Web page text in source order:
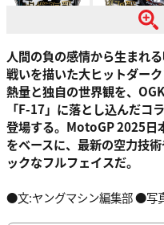
人間の負の感情から生まれ
戦いを描いた大ヒットダー
熱量と独自の世界観を、
「F-17」に落とし込んだコ
登場する。MotoGP 2025日
をベースに、最新の空力技
ックなフルフェイスだ。
●文:ヤングマシン編集部 ●写